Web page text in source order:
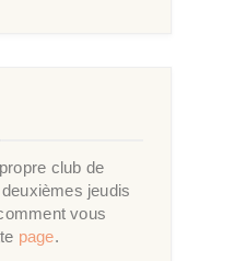
club de
jeudis
vous
page.